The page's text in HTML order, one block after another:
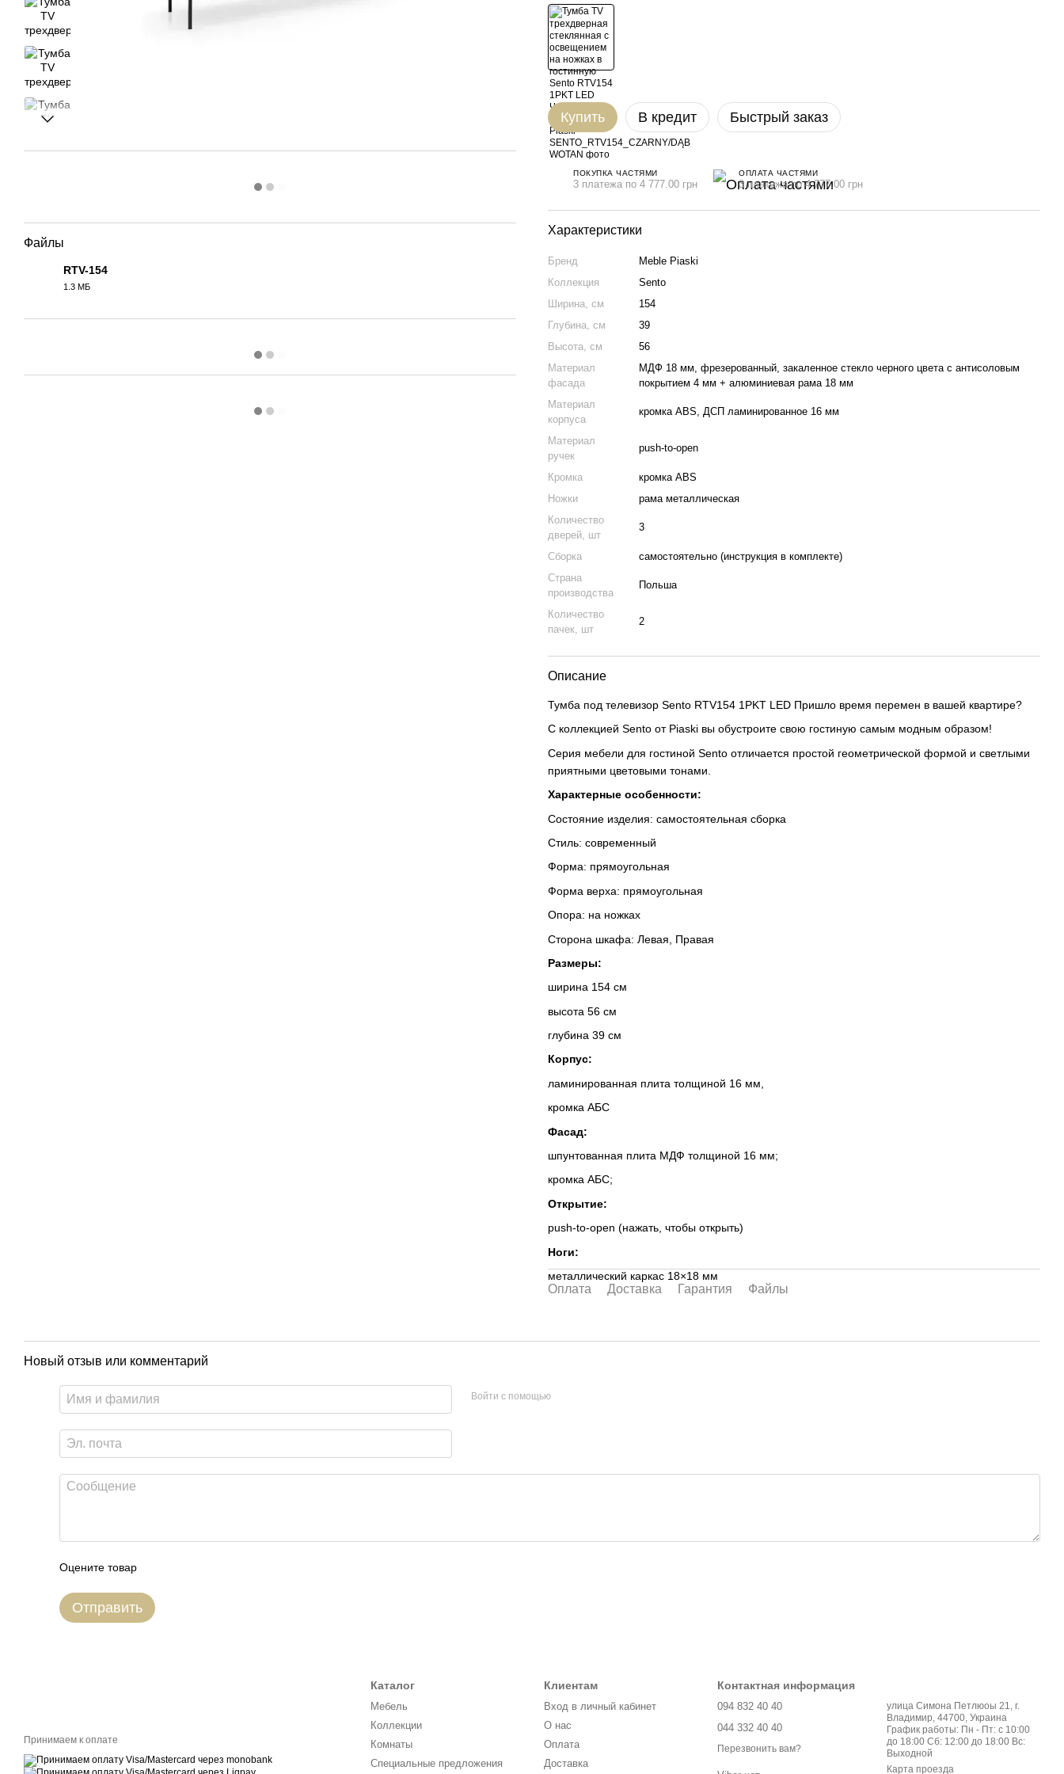
Файлы
RTV-154
1.3 МБ
Купить В кредит Быстрый заказ
ПОКУПКА ЧАСТЯМИ
3 платежа по 4 777.00 грн
ОПЛАТА ЧАСТЯМИ
3 платежа по 4 777.00 грн
Характеристики
Бренд
Meble Piaski
Коллекция
Sento
Ширина, см
154
Глубина, см
39
Высота, см
56
Материал
фасада
МДФ 18 мм, фрезерованный, закаленное стекло черного цвета с антисоловым
покрытием 4 мм + алюминиевая рама 18 мм
Материал
корпуса
кромка ABS, ДСП ламинированное 16 мм
Материал
ручек
push-to-open
Кромка
кромка ABS
Ножки
рама металлическая
Количество
дверей, шт
3
Сборка
самостоятельно (инструкция в комплекте)
Страна
производства
Польша
Количество
пачек, шт
2
Описание
Тумба под телевизор Sento RTV154 1PKT LED Пришло время перемен в вашей квартире?
С коллекцией Sento от Piaski вы обустроите свою гостиную самым модным образом!
Серия мебели для гостиной Sento отличается простой геометрической формой и светлыми
приятными цветовыми тонами.
Характерные особенности:
Состояние изделия: самостоятельная сборка
Стиль: современный
Форма: прямоугольная
Форма верха: прямоугольная
Опора: на ножках
Сторона шкафа: Левая, Правая
Размеры:
ширина 154 см
высота 56 см
глубина 39 см
Корпус:
ламинированная плита толщиной 16 мм,
кромка АБС
Фасад:
шпунтованная плита МДФ толщиной 16 мм;
кромка АБС;
Открытие:
push-to-open (нажать, чтобы открыть)
Ноги:
металлический каркас 18×18 мм
Оплата Доставка Гарантия Файлы
Новый отзыв или комментарий
Войти с помощью
Оцените товар
Отправить
Принимаем к оплате
Каталог
Мебель
Коллекции
Комнаты
Специальные предложения
Клиентам
Вход в личный кабинет
О нас
Оплата
Доставка
Контактная информация
094 832 40 40
044 332 40 40
Перезвонить вам?
улица Симона Петлюоы 21, г.
Владимир, 44700, Украина
График работы: Пн - Пт: с 10:00
до 18:00 Сб: 12:00 до 18:00 Вс:
Выходной
Карта проезда